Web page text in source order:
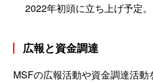
2022年初頭に立ち上げ予定。
広報と資金調達
MSFの広報活動や資金調達活